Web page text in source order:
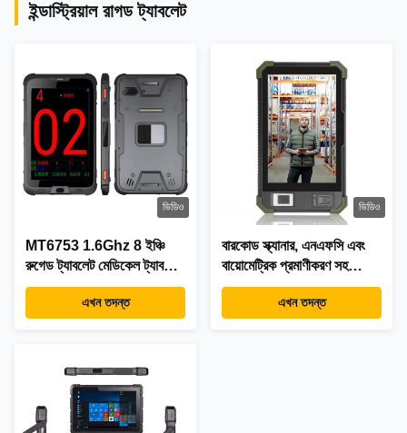
ইন্ডাস্ট্রিয়াল রাগড ট্যাবলেট
ভিডিও
MT6753 1.6Ghz 8 ইঞ্চি
রুগেড ট্যাবলেট মেডিকেল ট্যাবলেট
পিসি আইপিএস এইচডি স্ক্রিন
এখন তদন্ত
ভিডিও
বারকোড স্ক্যানার, এনএফসি এবং
বায়োমেট্রিক প্রমাণীকরণ সহ
শিল্পকৌশল ট্যাবলেট
এখন তদন্ত